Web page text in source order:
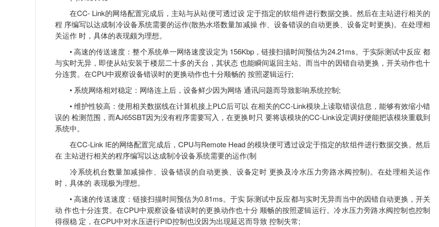
在CC- Link的网络配置完成后，主站与从站便可透过设 定于指定的软组件进行数据交换。然后在主站进行相关的
程 序编写以达成制冷设备系统需要的运作(散热水塔数量加减操 作、设备错误的自动更换、设备定时更换)。在处理相
关运作 时，具体的表现颇为理想。
• 高速的传送速度：整个系统单一网络速度设定为 156Kbp，链接扫描时间预估为24.21ms。于实际测试中反应 都
与实时无异，即使从站安装于楼层二十多的天台，其状态 也能瞬间返回主站。而当中的因错自动更换，开关动作也十
分连贯。在CPU中观察设备错误时的更换动作也十分顺畅的 按照逻辑运行;
• 系统网络相对稳定：网络连上后，设备鲜少因为网络 通讯问题而导致影响系统控制;
• 维护性较高：使用相关数据线在计算机接上PLC后可以 在相关的CC-Link模块上读取错误信息，能够有效缩小错
误的 检测范围，而AJ65SBT因为没有程序需要写入，在更换时只 要将该模块的CC-Link设定调好便能把该模块重载到
系统中。
在CC-Link IE的网络配置完成后，CPU与Remote Head 的模块便可透过设定于指定的软组件进行数据交换。然后
在 主站进行相关的程序编写以达成制冷设备系统需要的运作(制
冷系统机台数量加减操作、设备错误的自动更换、设备定时 更换及冷水压力旁路水阀控制)。在处理相关运作
时，具体的 表现极为理想。
• 高速的传送速度：链接扫描时间预估为0.81ms。于实 际测试中反应都与实时无异而当中的因错自动更换，开关
动 作也十分连贯。在CPU中观察设备错误时的更换动作也十分 顺畅的按照逻辑运行。冷水压力旁路水阀控制也控制
得很稳 定，在CPU中对水压进行PID控制也没因为出现延迟而导致 控制失常;